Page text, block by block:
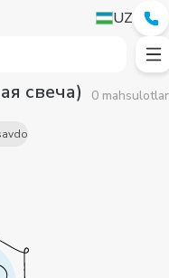
UZ
свеча) 0 mahsulotlar